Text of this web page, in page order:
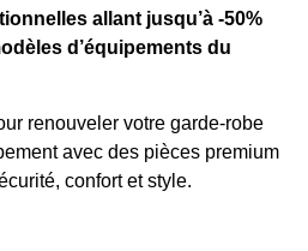
allant jusqu’à -50%
d’équipements du
renouveler votre garde-robe
avec des pièces premium
confort et style.